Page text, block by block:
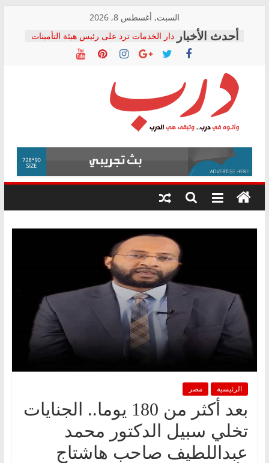
content
السبت, أغسطس 8, 2026
دار الخدمات ترد على رئيس هيئة التأمينات
بعد مؤتمره الصحفي: إنكار الأزمة لا ينهي
معاناة أصحاب المعاشات.. ونطالب بكشف
فرحات سليمان يكتب: القطاع الصحي إلى
أين؟
حزب التحالف الشعبي يطلق لجنة “الحق
في الصحة” بالإسكندرية لرصد الانتهاكات
ودعم المرضى
الوزاري لمدينة الصحفيين.. وانتهاء أعمال
إنشاء المبنى الإداري
المجلس القومي لحقوق الإنسان يعلن
متابعة قضية الدكتور محمد زهران.. ويؤكد:
قرينة البراءة وضمانات المحاكمة العادلة
درب
وأتوه
درب..
وتبقى
هي
الرئيسية مصر
بعد أكثر من 180 يوما.. الجنايات
تخلي سبيل الدكتور محمد
عبداللطيف صاحب هاشتاج